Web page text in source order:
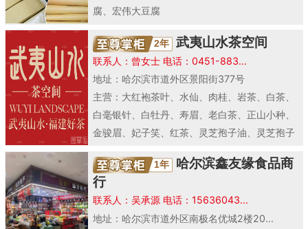
腐、宏伟大豆腐
2年 武夷山水茶空间
联系人：曾女士 电话：0451-883...
地址：哈尔滨市道外区景阳街377号
主营：大红袍茶叶、水仙、肉桂、岩茶、白茶、
白毫银针、白牡丹、寿眉、老白茶、正山小种、
金骏眉、妃子笑、红茶、灵芝孢子油、灵芝孢子
1年 哈尔滨鑫友缘食品商
行
联系人：吴承源 电话：15636043...
地址：哈尔滨市道外区南极名优城2楼20...